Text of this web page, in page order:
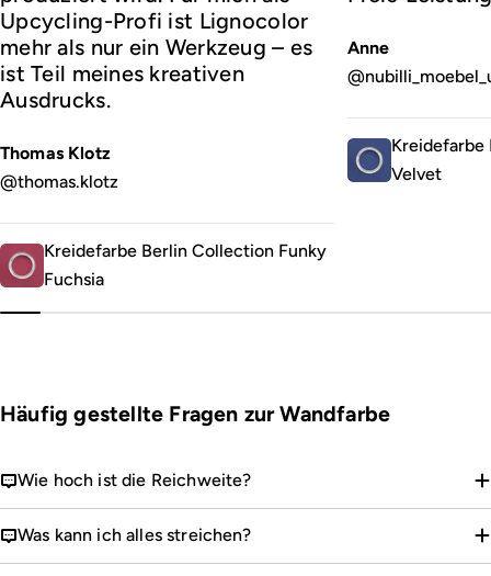
Upcycling-Profi ist Lignocolor
mehr als nur ein Werkzeug – es
ist Teil meines kreativen
Ausdrucks.
Thomas Klotz
@thomas.klotz
Kreidefarbe Berlin Collection Funky
Fuchsia
Anne
Kreidefarbe
Velvet
Häufig gestellte Fragen zur Wandfarbe
Wie hoch ist die Reichweite?
Was kann ich alles streichen?